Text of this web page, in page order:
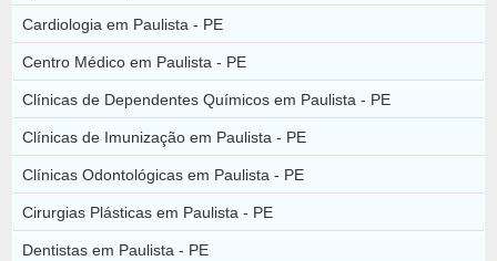
Cardiologia em Paulista - PE
Centro Médico em Paulista - PE
Clínicas de Dependentes Químicos em Paulista - PE
Clínicas de Imunização em Paulista - PE
Clínicas Odontológicas em Paulista - PE
Cirurgias Plásticas em Paulista - PE
Dentistas em Paulista - PE